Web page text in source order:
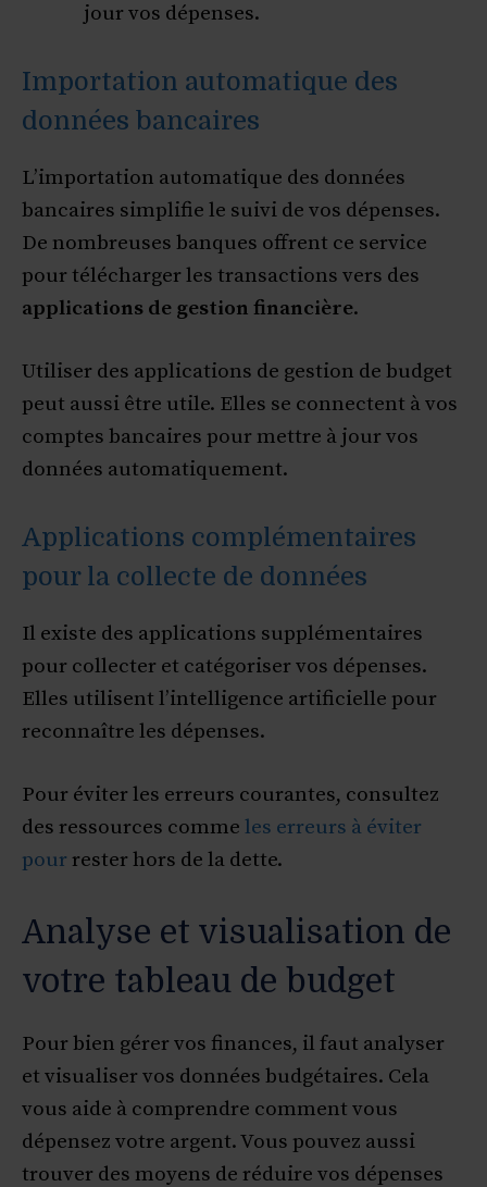
jour vos dépenses.
Importation automatique des
données bancaires
L’importation automatique des données
bancaires simplifie le suivi de vos dépenses.
De nombreuses banques offrent ce service
pour télécharger les transactions vers des
applications de gestion financière.
Utiliser des applications de gestion de budget
peut aussi être utile. Elles se connectent à vos
comptes bancaires pour mettre à jour vos
données automatiquement.
Applications complémentaires
pour la collecte de données
Il existe des applications supplémentaires
pour collecter et catégoriser vos dépenses.
Elles utilisent l’intelligence artificielle pour
reconnaître les dépenses.
Pour éviter les erreurs courantes, consultez
des ressources comme les erreurs à éviter
pour rester hors de la dette.
Analyse et visualisation de
votre tableau de budget
Pour bien gérer vos finances, il faut analyser
et visualiser vos données budgétaires. Cela
vous aide à comprendre comment vous
dépensez votre argent. Vous pouvez aussi
trouver des moyens de réduire vos dépenses